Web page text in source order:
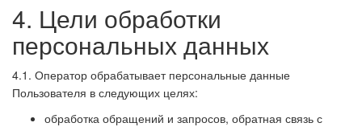
4. Цели обработки
персональных данных
4.1. Оператор обрабатывает персональные данные
Пользователя в следующих целях:
обработка обращений и запросов, обратная связь с